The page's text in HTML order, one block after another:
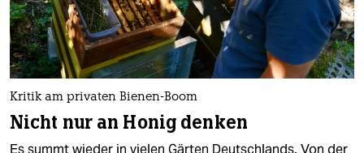
nord
wahrheit
verlag
verlag
Kritik am privaten Bienen-Boom
Nicht nur an Honig denken